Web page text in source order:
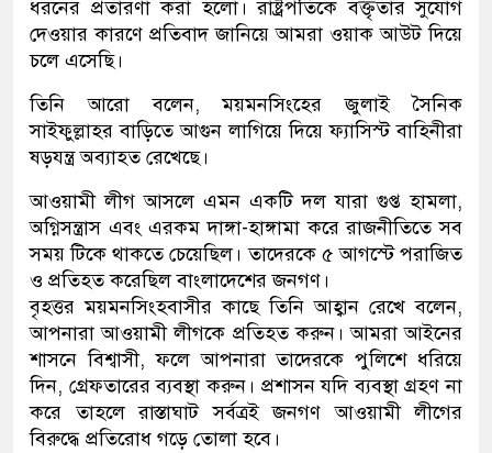
ধরনের প্রতারণা করা হলো। রাষ্ট্রপতিকে বক্তৃতার সুযোগ
দেওয়ার কারণে প্রতিবাদ জানিয়ে আমরা ওয়াক আউট দিয়ে
চলে এসেছি।
তিনি আরো বলেন, ময়মনসিংহের জুলাই সৈনিক
সাইফুল্লাহর বাড়িতে আগুন লাগিয়ে দিয়ে ফ্যাসিস্ট বাহিনীরা
ষড়যন্ত্র অব্যাহত রেখেছে।
আওয়ামী লীগ আসলে এমন একটি দল যারা গুপ্ত হামলা,
অগ্নিসন্ত্রাস এবং এরকম দাঙ্গা-হাঙ্গামা করে রাজনীতিতে সব
সময় টিকে থাকতে চেয়েছিল। তাদেরকে ৫ আগস্টে পরাজিত
ও প্রতিহত করেছিল বাংলাদেশের জনগণ।
বৃহত্তর ময়মনসিংহবাসীর কাছে তিনি আহ্বান রেখে বলেন,
আপনারা আওয়ামী লীগকে প্রতিহত করুন। আমরা আইনের
শাসনে বিশ্বাসী, ফলে আপনারা তাদেরকে পুলিশে ধরিয়ে
দিন, গ্রেফতারের ব্যবস্থা করুন। প্রশাসন যদি ব্যবস্থা গ্রহণ না
করে তাহলে রাস্তাঘাট সর্বত্রই জনগণ আওয়ামী লীগের
বিরুদ্ধে প্রতিরোধ গড়ে তোলা হবে।